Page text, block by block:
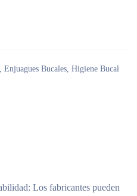
, Enjuagues Bucales, Higiene Bucal
: Los fabricantes pueden